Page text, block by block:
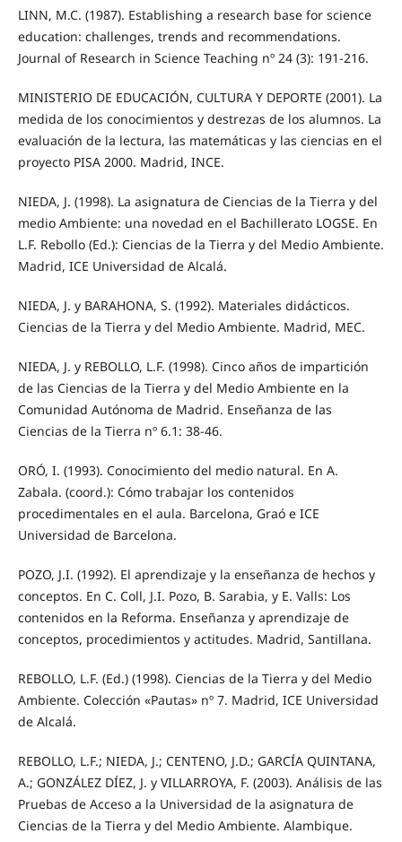
LINN, M.C. (1987). Establishing a research base for science
education: challenges, trends and recommendations.
Journal of Research in Science Teaching nº 24 (3): 191-216.
MINISTERIO DE EDUCACIÓN, CULTURA Y DEPORTE (2001). La
medida de los conocimientos y destrezas de los alumnos. La
evaluación de la lectura, las matemáticas y las ciencias en el
proyecto PISA 2000. Madrid, INCE.
NIEDA, J. (1998). La asignatura de Ciencias de la Tierra y del
medio Ambiente: una novedad en el Bachillerato LOGSE. En
L.F. Rebollo (Ed.): Ciencias de la Tierra y del Medio Ambiente.
Madrid, ICE Universidad de Alcalá.
NIEDA, J. y BARAHONA, S. (1992). Materiales didácticos.
Ciencias de la Tierra y del Medio Ambiente. Madrid, MEC.
NIEDA, J. y REBOLLO, L.F. (1998). Cinco años de impartición
de las Ciencias de la Tierra y del Medio Ambiente en la
Comunidad Autónoma de Madrid. Enseñanza de las
Ciencias de la Tierra nº 6.1: 38-46.
ORÓ, I. (1993). Conocimiento del medio natural. En A.
Zabala. (coord.): Cómo trabajar los contenidos
procedimentales en el aula. Barcelona, Graó e ICE
Universidad de Barcelona.
POZO, J.I. (1992). El aprendizaje y la enseñanza de hechos y
conceptos. En C. Coll, J.I. Pozo, B. Sarabia, y E. Valls: Los
contenidos en la Reforma. Enseñanza y aprendizaje de
conceptos, procedimientos y actitudes. Madrid, Santillana.
REBOLLO, L.F. (Ed.) (1998). Ciencias de la Tierra y del Medio
Ambiente. Colección «Pautas» nº 7. Madrid, ICE Universidad
de Alcalá.
REBOLLO, L.F.; NIEDA, J.; CENTENO, J.D.; GARCÍA QUINTANA,
A.; GONZÁLEZ DÍEZ, J. y VILLARROYA, F. (2003). Análisis de las
Pruebas de Acceso a la Universidad de la asignatura de
Ciencias de la Tierra y del Medio Ambiente. Alambique.